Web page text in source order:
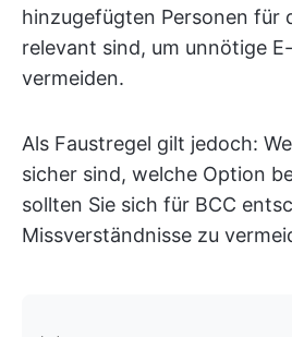
hinzugefügten Personen für
relevant sind, um unnötige
vermeiden.
Als Faustregel gilt jedoch:
sicher sind, welche Option
sollten Sie sich für BCC
Missverständnisse zu